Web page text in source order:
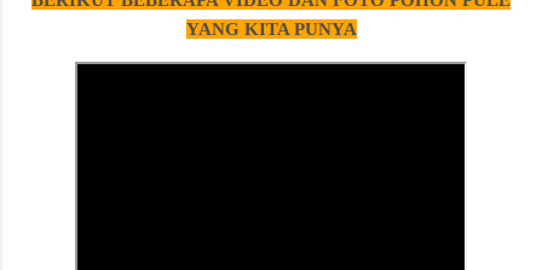
YANG KITA PUNYA